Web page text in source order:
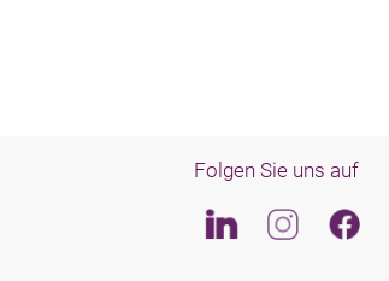
Folgen Sie uns auf
LinkedinInstagram